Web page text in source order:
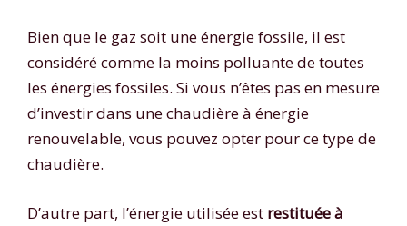
Bien que le gaz soit une énergie fossile, il est
considéré comme la moins polluante de toutes
les énergies fossiles. Si vous n’êtes pas en mesure
d’investir dans une chaudière à énergie
renouvelable, vous pouvez opter pour ce type de
chaudière.
D’autre part, l’énergie utilisée est restituée à